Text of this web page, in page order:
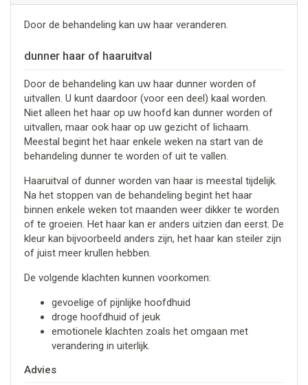
Door de behandeling kan uw haar veranderen.
dunner haar of haaruitval
Door de behandeling kan uw haar dunner worden of
uitvallen. U kunt daardoor (voor een deel) kaal worden.
Niet alleen het haar op uw hoofd kan dunner worden of
uitvallen, maar ook haar op uw gezicht of lichaam.
Meestal begint het haar enkele weken na start van de
behandeling dunner te worden of uit te vallen.
Haaruitval of dunner worden van haar is meestal tijdelijk.
Na het stoppen van de behandeling begint het haar
binnen enkele weken tot maanden weer dikker te worden
of te groeien. Het haar kan er anders uitzien dan eerst. De
kleur kan bijvoorbeeld anders zijn, het haar kan steiler zijn
of juist meer krullen hebben.
De volgende klachten kunnen voorkomen:
gevoelige of pijnlijke hoofdhuid
droge hoofdhuid of jeuk
emotionele klachten zoals het omgaan met
verandering in uiterlijk.
Advies